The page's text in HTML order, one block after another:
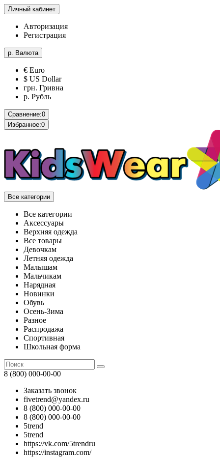
Личный кабинет
Авторизация
Регистрация
р. Валюта
€ Euro
$ US Dollar
грн. Гривна
р. Рубль
Сравнение:0
Избранное:0
Все категории
Все категории
Аксессуары
Верхняя одежда
Все товары
Девочкам
Летняя одежда
Малышам
Мальчикам
Нарядная
Новинки
Обувь
Осень-Зима
Разное
Распродажа
Спортивная
Школьная форма
8 (800) 000-00-00
Заказать звонок
fivetrend@yandex.ru
8 (800) 000-00-00
8 (800) 000-00-00
5trend
5trend
https://vk.com/5trendru
https://instagram.com/